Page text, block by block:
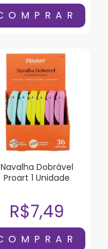
Navalha Dobrável
Proart 1 Unidade
R$7,49